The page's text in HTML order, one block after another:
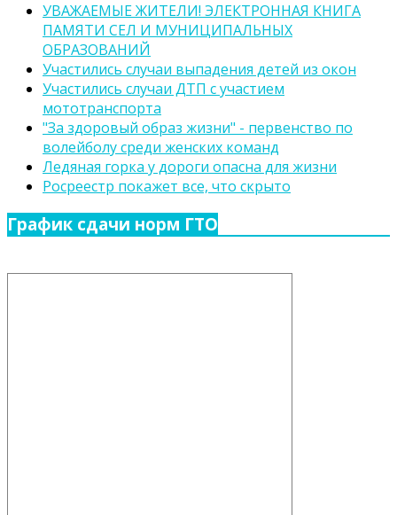
УВАЖАЕМЫЕ ЖИТЕЛИ! ЭЛЕКТРОННАЯ КНИГА
ПАМЯТИ СЕЛ И МУНИЦИПАЛЬНЫХ
ОБРАЗОВАНИЙ
Участились случаи выпадения детей из окон
Участились случаи ДТП с участием
мототранспорта
"За здоровый образ жизни" - первенство по
волейболу среди женских команд
Ледяная горка у дороги опасна для жизни
Росреестр покажет все, что скрыто
График сдачи норм ГТО